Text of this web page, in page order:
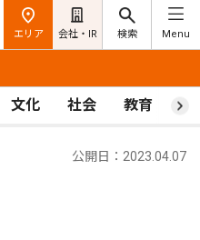
エリア 会社・IR 検索 Menu
文化 社会 教育 ス
公開日：2023.04.07